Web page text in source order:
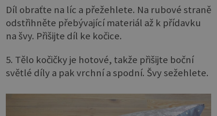
Díl obraťte na líc a přežehlete. Na rubové straně
odstřihněte přebývající materiál až k přídavku
na švy. Přišijte díl ke kočice.
5. Tělo kočičky je hotové, takže přišijte boční
světlé díly a pak vrchní a spodní. Švy sežehlete.